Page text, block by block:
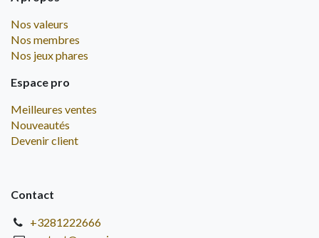
Nos valeurs
Nos membres
Nos jeux phares
Espace pro
Meilleures ventes
Nouveautés
Devenir client
Contact
+3281222666